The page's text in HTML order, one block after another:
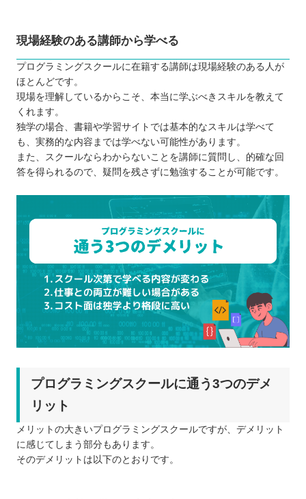
現場経験のある講師から学べる
プログラミングスクールに在籍する講師は現場経験のある人が
ほとんどです。
現場を理解しているからこそ、本当に学ぶべきスキルを教えて
くれます。
独学の場合、書籍や学習サイトでは基本的なスキルは学べて
も、実務的な内容までは学べない可能性があります。
また、スクールならわからないことを講師に質問し、的確な回
答を得られるので、疑問を残さずに勉強することが可能です。
プログラミングスクールに通う3つのデメ
リット
メリットの大きいプログラミングスクールですが、デメリット
に感じてしまう部分もあります。
そのデメリットは以下のとおりです。